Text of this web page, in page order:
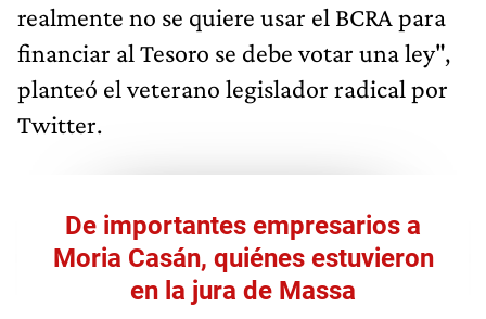
realmente no se quiere usar el BCRA para
financiar al Tesoro se debe votar una ley",
planteó el veterano legislador radical por
Twitter.
De importantes empresarios a
Moria Casán, quiénes estuvieron
en la jura de Massa